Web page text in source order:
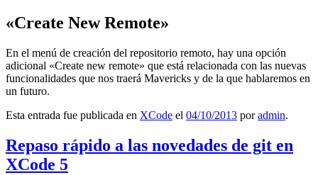
«Create New Remote»
En el menú de creación del repositorio remoto, hay una opción
adicional «Create new remote» que está relacionada con las nuevas
funcionalidades que nos traerá Mavericks y de la que hablaremos en
un futuro.
Esta entrada fue publicada en XCode el 04/10/2013 poradmin.
Repaso rápido a las novedades de git en
XCode 5